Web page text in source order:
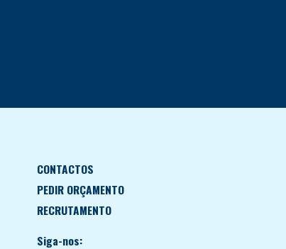
CONTACTOS
PEDIR ORÇAMENTO
RECRUTAMENTO
Siga-nos: